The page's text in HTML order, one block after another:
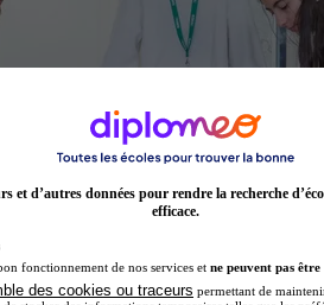
industrielle
et d’autres données pour rendre la recherche
efficace.
fonctionnement de nos services et ne peuvent pas être
des cookies ou traceurs permettant de